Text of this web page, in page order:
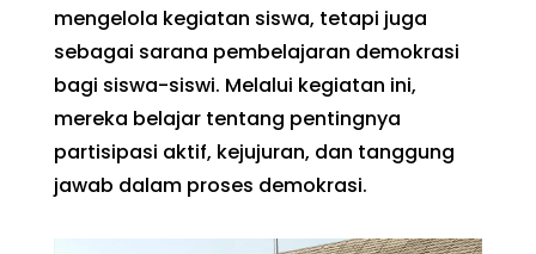
mengelola kegiatan siswa, tetapi juga
sebagai sarana pembelajaran demokrasi
bagi siswa-siswi. Melalui kegiatan ini,
mereka belajar tentang pentingnya
partisipasi aktif, kejujuran, dan tanggung
jawab dalam proses demokrasi.